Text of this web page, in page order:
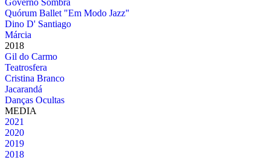
Quórum Ballet "Em Modo Jazz"
Dino D' Santiago
Márcia
2018
Gil do Carmo
Teatrosfera
Cristina Branco
Jacarandá
Danças Ocultas
MEDIA
2021
2020
2019
2018